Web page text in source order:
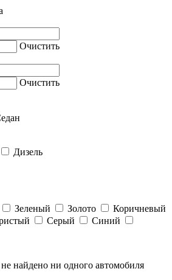
Очистить
Очистить
Дизель
Зеленый Золото
Коричневый
Серый
Синий
найдено ни одного автомобиля